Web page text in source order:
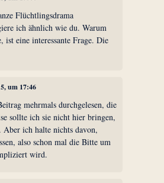
Flüchtlingsdrama
ich ähnlich wie du. Warum
ist eine interessante Frage. Die
um 17:46
mehrmals durchgelesen, die
sollte ich sie nicht hier bringen,
ich halte nichts davon,
also schon mal die Bitte um
wird.